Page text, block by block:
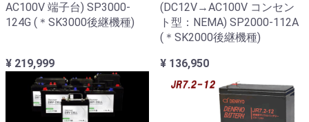
AC100V 端子台) SP3000-
124G (＊SK3000後継機種)
¥ 219,999
(DC12V→AC100V コンセン
ト型：NEMA) SP2000-112A
(＊SK2000後継機種)
¥ 136,950